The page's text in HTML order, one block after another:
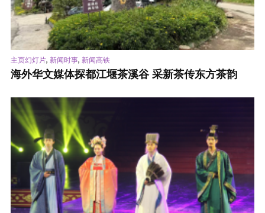
主页幻灯片, 新闻时事, 新闻高铁
海外华文媒体探都江堰茶溪谷 采新茶传东方茶韵